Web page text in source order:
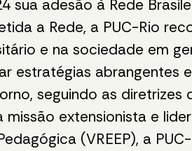
sua adesão à Rede
a Rede, a PUC-Rio
e na sociedade em
estratégias abrangentes
seguindo as
missão extensionista e
(VREEP), a